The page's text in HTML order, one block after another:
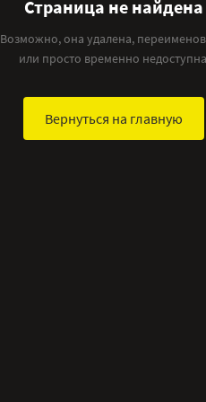
Страница не найдена
Возможно, она удалена,
или просто временно
Вернуться на главную